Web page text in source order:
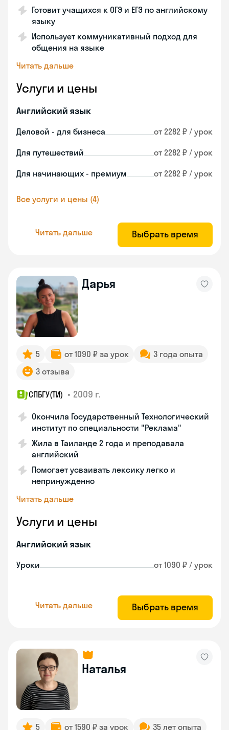
Готовит учащихся к ОГЭ и ЕГЭ по английскому
языку
Использует коммуникативный подход для
общения на языке
Читать дальше
Услуги и цены
Английский язык
Деловой - для бизнеса от 2282 ₽ / урок
Для путешествий от 2282 ₽ / урок
Для начинающих - премиум от 2282 ₽ / урок
Все услуги и цены (4)
Читать дальше Выбрать время
Дарья
5 от 1090 ₽ за урок
3 года опыта
3 отзыва
СПБГУ(ТИ) • 2009 г.
Окончила Государственный Технологический
институт по специальности "Реклама"
Жила в Таиланде 2 года и преподавала
английский
Помогает усваивать лексику легко и
непринужденно
Читать дальше
Услуги и цены
Английский язык
Уроки от 1090 ₽ / урок
Читать дальше Выбрать время
Наталья
5 от 1590 ₽ за урок 35 лет опыта